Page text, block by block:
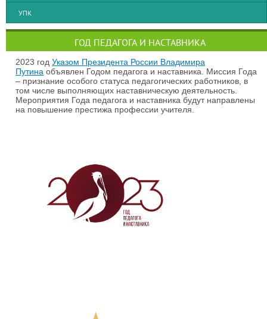
УПК
ГОД ПЕДАГОГА И НАСТАВНИКА
2023 годУказом Президента России Владимира
Путина объявлен Годом педагога и наставника. Миссия Года
– признание особого статуса педагогических работников, в
том числе выполняющих наставническую деятельность.
Мероприятия Года педагога и наставника будут направлены
на повышение престижа профессии учителя.